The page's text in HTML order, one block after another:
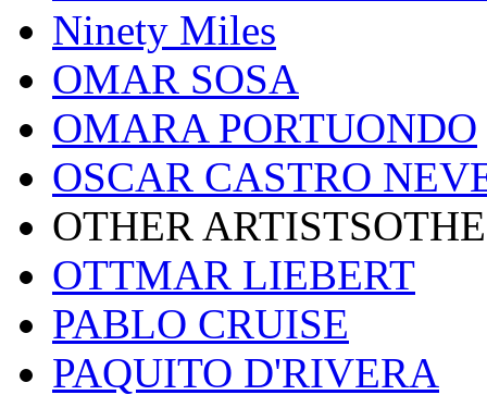
Ninety Miles
OMAR SOSA
OMARA PORTUONDO
OSCAR CASTRO
OTHER
OTTMAR LIEBERT
PABLO CRUISE
PAQUITO D'RIVERA